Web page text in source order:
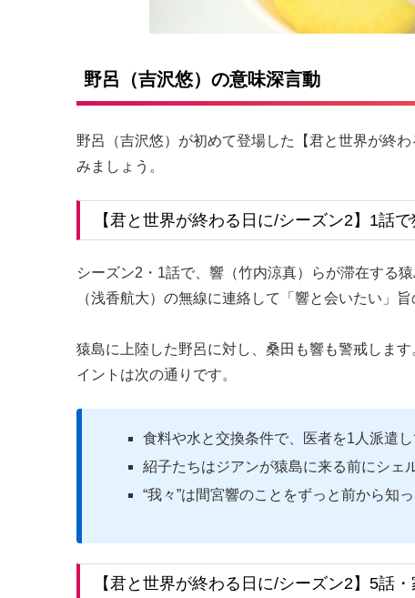
野呂（吉沢悠）の意味深言動
野呂（吉沢悠）が初めて登場した【君と世界が終
みましょう。
【君と世界が終わる日に/シーズン2】1話
シーズン2・1話で、響（竹内涼真）らが滞在する
（浅香航大）の無線に連絡して「響と会いたい」
猿島に上陸した野呂に対し、桑田も響も警戒しま
イントは次の通りです。
食料や水と交換条件で、医者を1人派遣
紹子たちはジアンが猿島に来る前にシェ
“我々”は間宮響のことをずっと前から知
【君と世界が終わる日に/シーズン2】5話